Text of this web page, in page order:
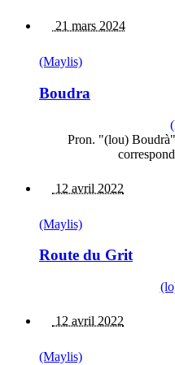
21 mars 2024
(Maylis)
Boudra
Pron. "(lou)
12 avril 2022
(Maylis)
Route du Grit
12 avril 2022
(Maylis)